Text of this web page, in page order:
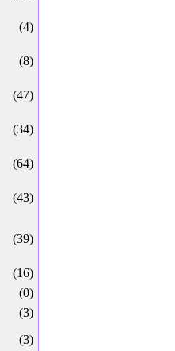
(4)
(8)
(47)
(34)
(64)
(43)
(39)
(16)
(0)
(3)
(3)